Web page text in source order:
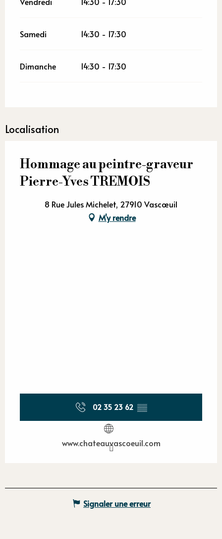
Samedi 14:30 - 17:30
Dimanche 14:30 - 17:30
Localisation
Hommage au peintre-graveur
Pierre-Yves TREMOIS
8 Rue Jules Michelet, 27910 Vascœuil
M'y rendre
02 35 23 62 ▒▒
www.chateauvascoeuil.com
Signaler une erreur